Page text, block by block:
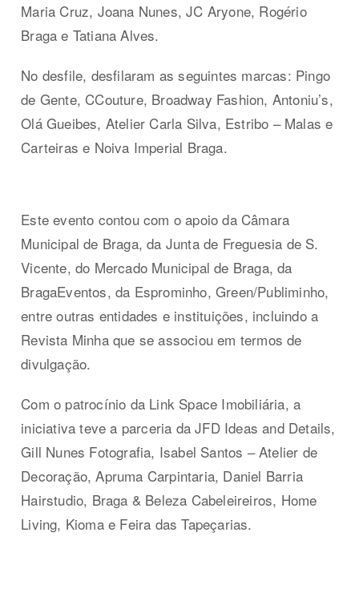
Maria Cruz, Joana Nunes, JC Aryone, Rogério
Braga e Tatiana Alves.
No desfile, desfilaram as seguintes marcas: Pingo
de Gente, CCouture, Broadway Fashion, Antoniu’s,
Olá Gueibes, Atelier Carla Silva, Estribo – Malas e
Carteiras e Noiva Imperial Braga.
Este evento contou com o apoio da Câmara
Municipal de Braga, da Junta de Freguesia de S.
Vicente, do Mercado Municipal de Braga, da
BragaEventos, da Esprominho, Green/Publiminho,
entre outras entidades e instituições, incluindo a
Revista Minha que se associou em termos de
divulgação.
Com o patrocínio da Link Space Imobiliária, a
iniciativa teve a parceria da JFD Ideas and Details,
Gill Nunes Fotografia, Isabel Santos – Atelier de
Decoração, Apruma Carpintaria, Daniel Barria
Hairstudio, Braga & Beleza Cabeleireiros, Home
Living, Kioma e Feira das Tapeçarias.